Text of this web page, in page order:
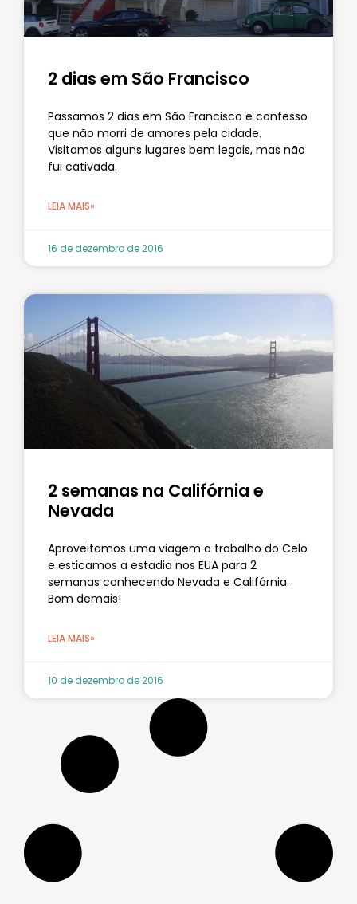
2 dias em São Francisco
Passamos 2 dias em São Francisco e confesso
que não morri de amores pela cidade.
Visitamos alguns lugares bem legais, mas não
fui cativada.
LEIA MAIS»
16 de dezembro de 2016
2 semanas na Califórnia e
Nevada
Aproveitamos uma viagem a trabalho do Celo
e esticamos a estadia nos EUA para 2
semanas conhecendo Nevada e Califórnia.
Bom demais!
LEIA MAIS»
10 de dezembro de 2016